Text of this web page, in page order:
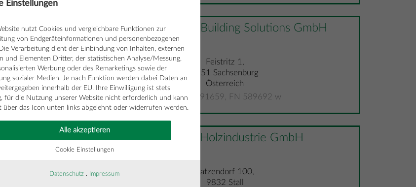
GmbH HASSLACHER Building Solutions GmbH
Feistritz 1,
9751 Sachsenburg
Österreich
ATU78591659, FN 589692 w
NORITEC Holzindustrie GmbH
Latzendorf 100,
9832 Stall
Einstellungen
nutzt Cookies und vergleichbare Funktionen zur
von Endgeräteinformationen und personenbezogenen
Verarbeitung dient der Einbindung von Inhalten, externen
und Elementen Dritter, der statistischen Analyse/Messung,
Werbung oder des Remarketings sowie der
sozialer Medien. Je nach Funktion werden dabei Daten an
innerhalb der EU. Ihre Einwilligung ist stets
für die Nutzung unserer Website nicht erforderlich und kann
über das Icon unten links abgelehnt oder widerrufen werden.
Cookie Einstellungen
Alle akzeptieren
Datenschutz . Impressum